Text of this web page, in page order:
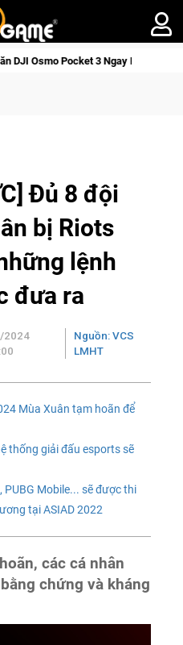
3 Ngay Hôm Nay
Đủ 8 đội
bị Riots
lệnh
đưa ra
2024
Nguồn: VCS
LMHT
Mùa Xuân tạm hoãn để
thống giải đấu esports sẽ
PUBG Mobile... sẽ được thi
tại ASIAD 2022
các cá nhân
chứng và kháng